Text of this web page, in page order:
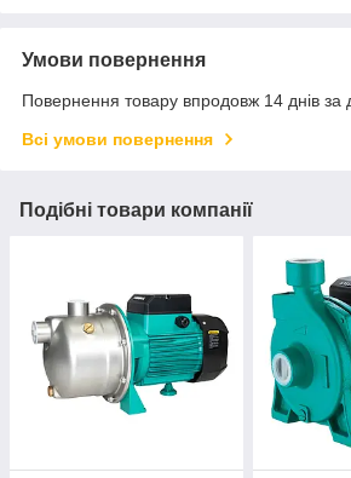
Умови повернення
Повернення товару впродовж 14 днів за
Всі умови повернення
Подібні товари компанії